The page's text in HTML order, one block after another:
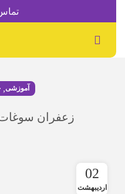
تماس
آموزشی,
زعفران
02
اردیبهشت